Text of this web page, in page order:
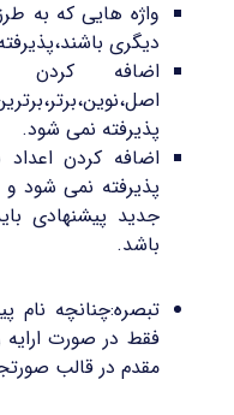
واژه هایی که به
دیگری
اضافه کردن
پذیرفته نمی شود.
اضافه کردن
پذیرفته نمی شود
جدید پیشنهادی
باشد.
تبصره:چنانچه نام
فقط در صورت
مقدم در قالب